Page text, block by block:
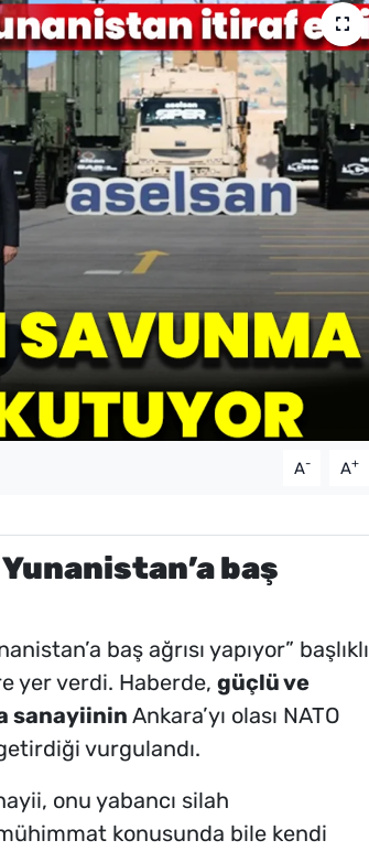
A- A+
baş
baş ağrısı yapıyor” başlıklı
yer verdi. Haberde, güçlü ve
sanayiinin Ankara’yı olası NATO
vurgulandı.
onu yabancı silah
konusunda bile kendi